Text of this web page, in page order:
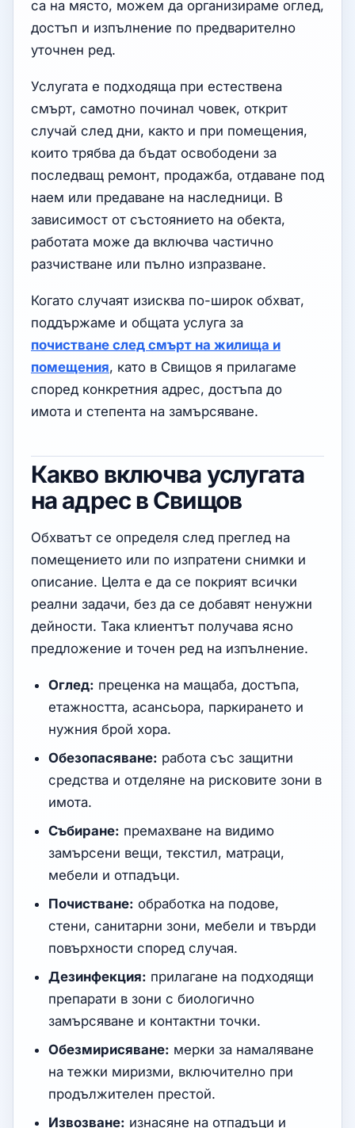
са на място, можем да организираме оглед,
достъп и изпълнение по предварително
уточнен ред.
Услугата е подходяща при естествена
смърт, самотно починал човек, открит
случай след дни, както и при помещения,
които трябва да бъдат освободени за
последващ ремонт, продажба, отдаване под
наем или предаване на наследници. В
зависимост от състоянието на обекта,
работата може да включва частично
разчистване или пълно изпразване.
Когато случаят изисква по-широк обхват,
поддържаме и общата услуга за
почистване след смърт на жилища и
помещения, като в Свищов я прилагаме
според конкретния адрес, достъпа до
имота и степента на замърсяване.
Какво включва услугата
на адрес в Свищов
Обхватът се определя след преглед на
помещението или по изпратени снимки и
описание. Целта е да се покрият всички
реални задачи, без да се добавят ненужни
дейности. Така клиентът получава ясно
предложение и точен ред на изпълнение.
Оглед: преценка на мащаба, достъпа,
етажността, асансьора, паркирането и
нужния брой хора.
Обезопасяване: работа със защитни
средства и отделяне на рисковите зони в
имота.
Събиране: премахване на видимо
замърсени вещи, текстил, матраци,
мебели и отпадъци.
Почистване: обработка на подове,
стени, санитарни зони, мебели и твърди
повърхности според случая.
Дезинфекция: прилагане на подходящи
препарати в зони с биологично
замърсяване и контактни точки.
Обезмирисяване: мерки за намаляване
на тежки миризми, включително при
продължителен престой.
Извозване: изнасяне на отпадъци и